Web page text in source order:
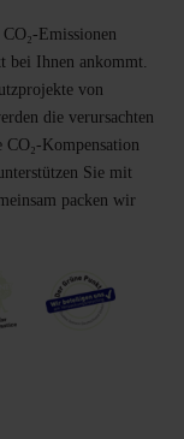
Emissionen
bei Ihnen ankommt.
von
die verursachten
Kompensation
Sie mit
packen wir